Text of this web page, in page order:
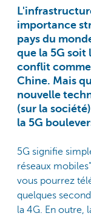
importance
pays du
que la 5G
conflit
Chine. Mais
nouvelle
(sur la
la 5G
5G signifie
réseaux
vous pourrez
quelques
la 4G. En outre,